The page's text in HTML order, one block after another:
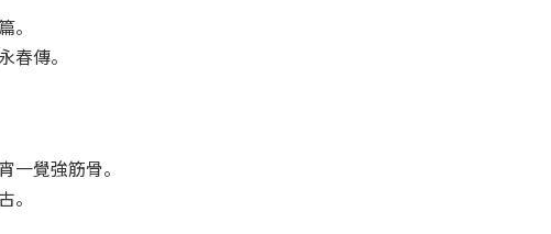
。
春傳。
一覺強筋骨。
。